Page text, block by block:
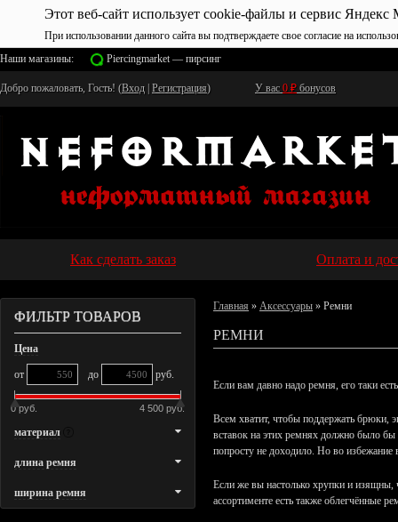
Этот веб-сайт использует cookie-файлы и сервис Яндекс
При использовании данного сайта вы подтверждаете свое согласие на
Наши магазины:
Piercingmarket — пирсинг
Добро пожаловать, Гость! (Вход Регистрация) У вас 0 ₽ бонусов
Как сделать заказ Оплата и
ФИЛЬТР ТОВАРОВ
Цена
от до руб.
0 руб. 4 500 руб.
материал
длина ремня
ширина ремня
Главная » Аксессуары » Ремни
РЕМНИ
Если вам давно надо ремня, его таки
Всем хватит, чтобы поддержать брюки,
вставок на этих ремнях должно было бы
попросту не доходило. Но во избежание
Если же вы настолько хрупки и изящны,
ассортименте есть также облегчённые